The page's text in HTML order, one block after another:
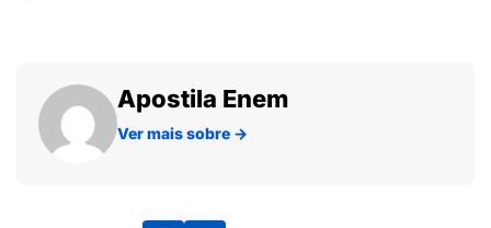
Apostila Enem
Ver mais sobre →